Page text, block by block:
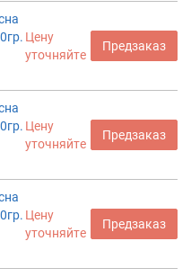
Цену
уточняйте
Предзаказ
Цену
уточняйте
Предзаказ
Цену
уточняйте
Предзаказ